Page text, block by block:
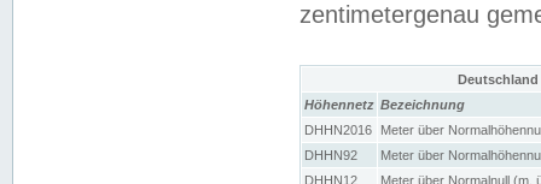
zentimetergenau
Höhennetz Bezeichnung
DHHN2016
Meter über
DHHN92
Meter über
DHHN12
Meter über Normalnull (m.